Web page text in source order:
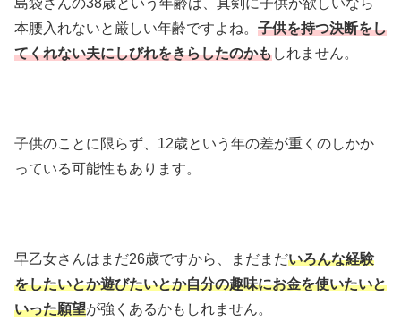
島袋さんの38歳という年齢は、真剣に子供が欲しいなら
本腰入れないと厳しい年齢ですよね。 子供を持つ決断をし
てくれない夫にしびれをきらしたのかもしれません。
子供のことに限らず、12歳という年の差が重くのしかか
っている可能性もあります。
早乙女さんはまだ26歳ですから、まだまだいろんな経験
をしたいとか遊びたいとか自分の趣味にお金を使いたいと
いった願望が強くあるかもしれません。